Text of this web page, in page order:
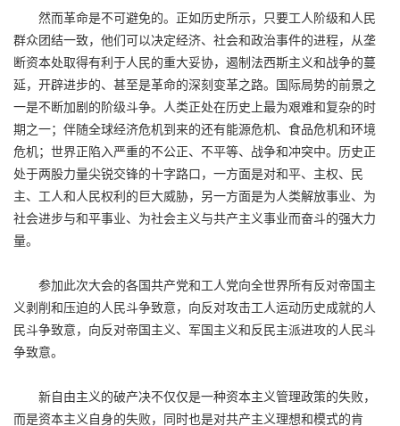
然而革命是不可避免的。正如历史所示，只要工人阶级和人民
群众团结一致，他们可以决定经济、社会和政治事件的进程，从垄
断资本处取得有利于人民的重大妥协，遏制法西斯主义和战争的蔓
延，开辟进步的、甚至是革命的深刻变革之路。国际局势的前景之
一是不断加剧的阶级斗争。人类正处在历史上最为艰难和复杂的时
期之一；伴随全球经济危机到来的还有能源危机、食品危机和环境
危机；世界正陷入严重的不公正、不平等、战争和冲突中。历史正
处于两股力量尖锐交锋的十字路口，一方面是对和平、主权、民
主、工人和人民权利的巨大威胁，另一方面是为人类解放事业、为
社会进步与和平事业、为社会主义与共产主义事业而奋斗的强大力
量。
参加此次大会的各国共产党和工人党向全世界所有反对帝国主
义剥削和压迫的人民斗争致意，向反对攻击工人运动历史成就的人
民斗争致意，向反对帝国主义、军国主义和反民主派进攻的人民斗
争致意。
新自由主义的破产决不仅仅是一种资本主义管理政策的失败，
而是资本主义自身的失败，同时也是对共产主义理想和模式的肯